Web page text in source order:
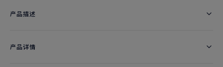
产品描述
产品详情